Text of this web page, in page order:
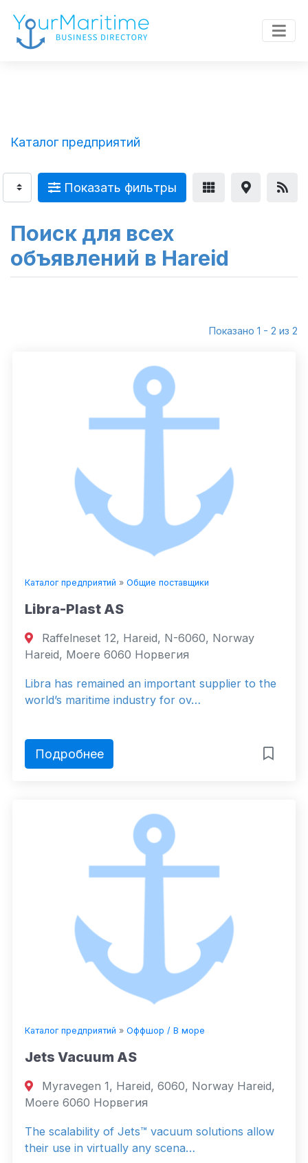
Каталог предприятий
Показать фильтры
Поиск для всех
объявлений в Hareid
Показано 1 - 2 из 2
Каталог предприятий » Общие поставщики
Libra-Plast AS
Raffelneset 12, Hareid, N-6060, Norway
Hareid, Moere 6060 Норвегия
Libra has remained an important supplier to the
world’s maritime industry for ov…
Подробнее
Каталог предприятий » Оффшор / В море
Jets Vacuum AS
Myravegen 1, Hareid, 6060, Norway Hareid,
Moere 6060 Норвегия
The scalability of Jets™ vacuum solutions allow
their use in virtually any scena…